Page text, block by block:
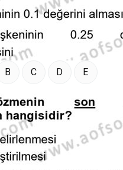
B C D E